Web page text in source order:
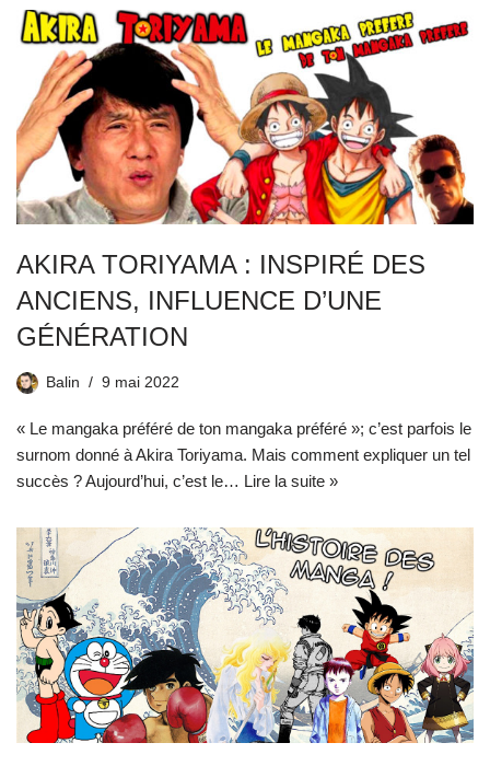
AKIRA TORIYAMA : INSPIRÉ DES
ANCIENS, INFLUENCE D’UNE
GÉNÉRATION
Balin 9 mai 2022
« Le mangaka préféré de ton mangaka préféré »; c’est parfois le
surnom donné à Akira Toriyama. Mais comment expliquer un tel
succès ? Aujourd’hui, c’est le… Lire la suite »